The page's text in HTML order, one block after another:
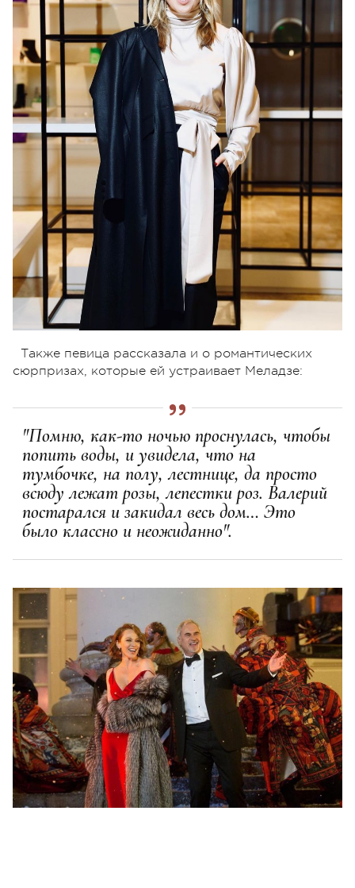
Также певица рассказала и о романтических
сюрпризах, которые ей устраивает Меладзе:
"Помню, как-то ночью проснулась, чтобы
попить воды, и увидела, что на
тумбочке, на полу, лестнице, да просто
всюду лежат розы, лепестки роз. Валерий
постарался и закидал весь дом… Это
было классно и неожиданно".